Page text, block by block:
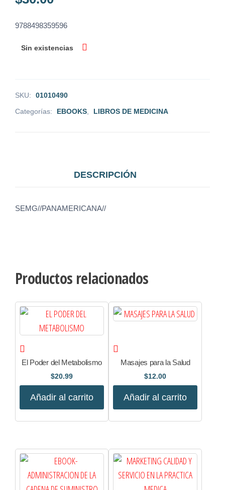
9788498359596
Sin existencias
SKU:
01010490
Categorías:
EBOOKS LIBROS DE MEDICINA
DESCRIPCIÓN
SEMG//PANAMERICANA//
Productos relacionados
El Poder del Metabolismo
$20.99
Añadir al carrito
Masajes para la Salud
$12.00
Añadir al carrito